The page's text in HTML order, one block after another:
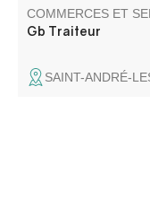
COMMERCES ET
Gb Traiteur
SAINT-ANDRÉ-